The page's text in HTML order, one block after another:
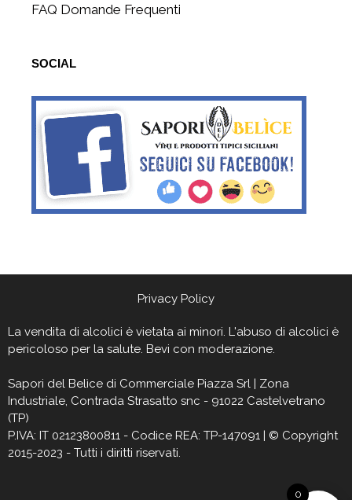
FAQ Domande Frequenti
SOCIAL
Privacy Policy
La vendita di alcolici è vietata ai minori. L'abuso di alcolici è
pericoloso per la salute. Bevi con moderazione.
Sapori del Belìce di Commerciale Piazza Srl | Zona
Industriale, Contrada Strasatto snc - 91022 Castelvetrano
(TP)
P.IVA: IT 02123800811 - Codice REA: TP-147091 | © Copyright
2015-2023 - Tutti i diritti riservati.
0